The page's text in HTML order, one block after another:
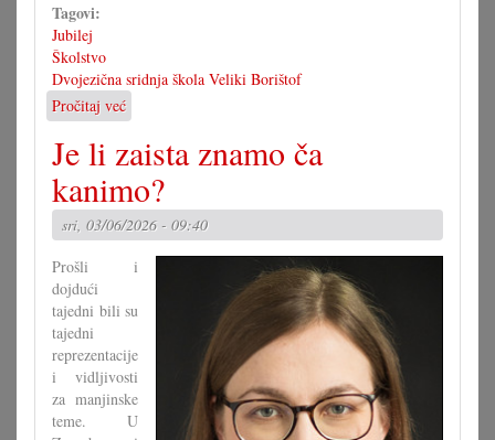
Tagovi:
Jubilej
Školstvo
Dvojezična sridnja škola Veliki Borištof
Pročitaj već
60
ljet
dvojezična
sridnja/glavna
škola
VB
Je li zaista znamo ča
kanimo?
sri, 03/06/2026 - 09:40
Prošli i
dojdući
tajedni bili su
tajedni
reprezentacije
i vidljivosti
za manjinske
teme. U